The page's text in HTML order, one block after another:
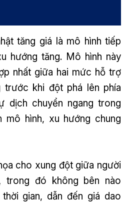
tăng giá là mô hình tiếp
hướng tăng. Mô hình này
nhất giữa hai mức hỗ trợ
trước khi đột phá lên phía
dịch chuyển ngang trong
mô hình, xu hướng chung
cho xung đột giữa người
trong đó không bên nào
gian, dẫn đến giá dao